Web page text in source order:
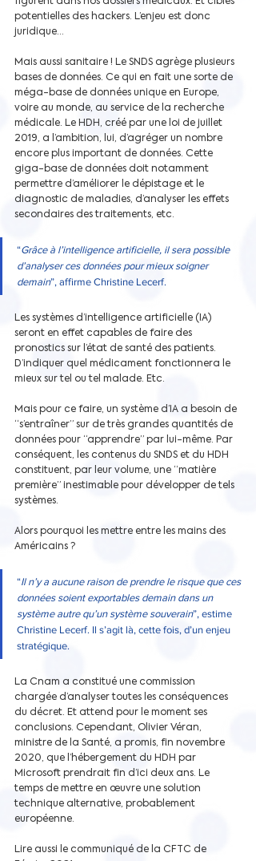
potentielles des hackers. L’enjeu est donc
juridique…
Mais aussi sanitaire ! Le SNDS agrège plusieurs
bases de données. Ce qui en fait une sorte de
méga-base de données unique en Europe,
voire au monde, au service de la recherche
médicale. Le HDH, créé par une loi de juillet
2019, a l’ambition, lui, d’agréger un nombre
encore plus important de données. Cette
giga-base de données doit notamment
permettre d’améliorer le dépistage et le
diagnostic de maladies, d’analyser les effets
secondaires des traitements, etc.
“Grâce à l’intelligence artificielle, il sera possible
d’analyser ces données pour mieux soigner
demain”, affirme Christine Lecerf.
Les systèmes d’intelligence artificielle (IA)
seront en effet capables de faire des
pronostics sur l’état de santé des patients.
D’indiquer quel médicament fonctionnera le
mieux sur tel ou tel malade. Etc.
Mais pour ce faire, un système d’IA a besoin de
“s’entraîner” sur de très grandes quantités de
données pour “apprendre” par lui-même. Par
conséquent, les contenus du SNDS et du HDH
constituent, par leur volume, une “matière
première” inestimable pour développer de tels
systèmes.
Alors pourquoi les mettre entre les mains des
Américains ?
“Il n’y a aucune raison de prendre le risque que ces
données soient exportables demain dans un
système autre qu’un système souverain”, estime
Christine Lecerf. Il s’agit là, cette fois, d’un enjeu
stratégique.
La Cnam a constitué une commission
chargée d’analyser toutes les conséquences
du décret. Et attend pour le moment ses
conclusions. Cependant, Olivier Véran,
ministre de la Santé, a promis, fin novembre
2020, que l’hébergement du HDH par
Microsoft prendrait fin d’ici deux ans. Le
temps de mettre en œuvre une solution
technique alternative, probablement
européenne.
Lire aussi le communiqué de la CFTC de